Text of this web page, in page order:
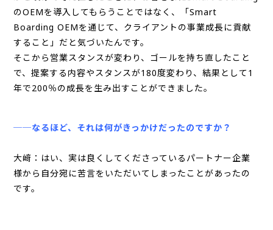
のOEMを導入してもらうことではなく、「Smart
Boarding OEMを通じて、クライアントの事業成長に貢献
すること」だと気づいたんです。
そこから営業スタンスが変わり、ゴールを持ち直したこと
で、提案する内容やスタンスが180度変わり、結果として1
年で200％の成長を生み出すことができました。
──なるほど、それは何がきっかけだったのですか？
大﨑：はい、実は良くしてくださっているパートナー企業
様から自分宛に苦言をいただいてしまったことがあったの
です。